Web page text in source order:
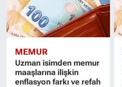
MEMUR
Uzman isimden memur
maaşlarına ilişkin
enflasyon farkı ve refah